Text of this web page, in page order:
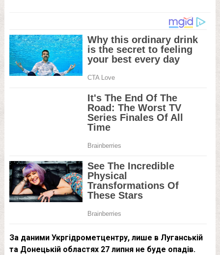
За даними Укргідрометцентру, лише в Луганській
та Донецькій областях 27 липня не буде опадів.